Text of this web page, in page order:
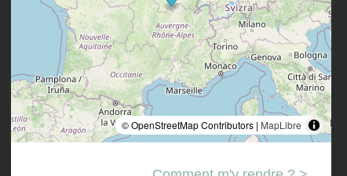
© OpenStreetMap Contributors | MapLibre